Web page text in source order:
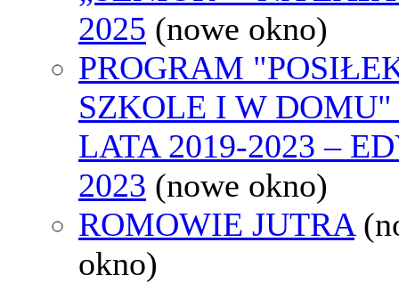
2025 (nowe okno)
PROGRAM
SZKOLE I W
LATA 2019-2023 –
2023 (nowe okno)
ROMOWIE JUTRA
okno)